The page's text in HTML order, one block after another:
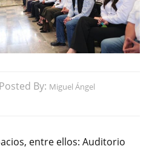
Posted By: Miguel Ángel
entre ellos: Auditorio